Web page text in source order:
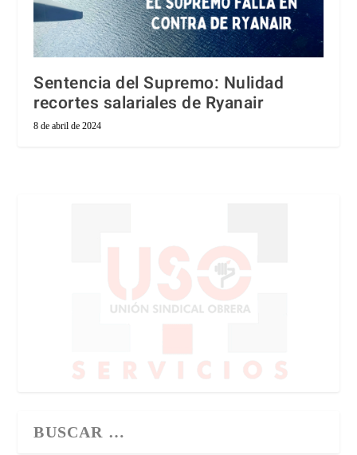
Sentencia del Supremo: Nulidad
recortes salariales de Ryanair
8 de abril de 2024